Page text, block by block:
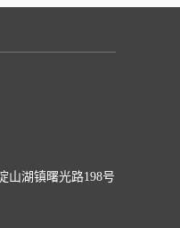
山湖镇曙光路198号